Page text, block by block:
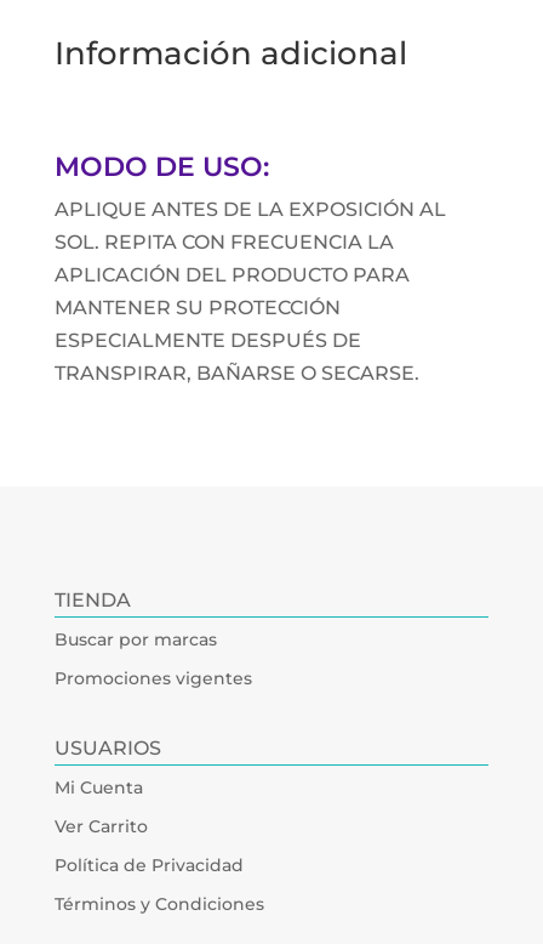
Información adicional
MODO DE USO:
APLIQUE ANTES DE LA EXPOSICIÓN AL
SOL. REPITA CON FRECUENCIA LA
APLICACIÓN DEL PRODUCTO PARA
MANTENER SU PROTECCIÓN
ESPECIALMENTE DESPUÉS DE
TRANSPIRAR, BAÑARSE O SECARSE.
TIENDA
Buscar por marcas
Promociones vigentes
USUARIOS
Mi Cuenta
Ver Carrito
Política de Privacidad
Términos y Condiciones